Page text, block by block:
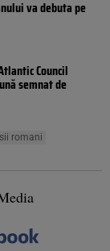
va debuta pe
Council
semnat de
romani